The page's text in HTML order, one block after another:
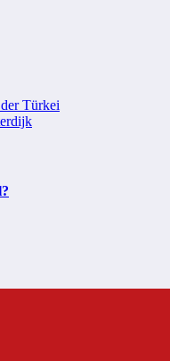
Türkei